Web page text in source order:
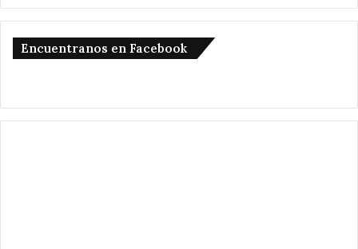
Encuentranos en Facebook